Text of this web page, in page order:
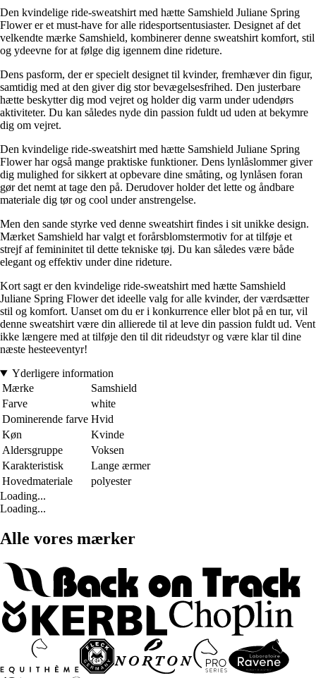
Den kvindelige ride-sweatshirt med hætte Samshield Juliane Spring
Flower er et must-have for alle ridesportsentusiaster. Designet af det
velkendte mærke Samshield, kombinerer denne sweatshirt komfort, stil
og ydeevne for at følge dig igennem dine rideture.
Dens pasform, der er specielt designet til kvinder, fremhæver din figur,
samtidig med at den giver dig stor bevægelsesfrihed. Den justerbare
hætte beskytter dig mod vejret og holder dig varm under udendørs
aktiviteter. Du kan således nyde din passion fuldt ud uden at bekymre
dig om vejret.
Den kvindelige ride-sweatshirt med hætte Samshield Juliane Spring
Flower har også mange praktiske funktioner. Dens lynlåslommer giver
dig mulighed for sikkert at opbevare dine småting, og lynlåsen foran
gør det nemt at tage den på. Derudover holder det lette og åndbare
materiale dig tør og cool under anstrengelse.
Men den sande styrke ved denne sweatshirt findes i sit unikke design.
Mærket Samshield har valgt et forårsblomstermotiv for at tilføje et
strejf af femininitet til dette tekniske tøj. Du kan således være både
elegant og effektiv under dine rideture.
Kort sagt er den kvindelige ride-sweatshirt med hætte Samshield
Juliane Spring Flower det ideelle valg for alle kvinder, der værdsætter
stil og komfort. Uanset om du er i konkurrence eller blot på en tur, vil
denne sweatshirt være din allierede til at leve din passion fuldt ud. Vent
ikke længere med at tilføje den til dit rideudstyr og være klar til dine
næste hesteeventyr!
Yderligere information
Mærke
Samshield
Farve
white
Dominerende farve Hvid
Køn
Kvinde
Aldersgruppe
Voksen
Karakteristisk
Lange ærmer
Hovedmateriale
polyester
Loading...
Loading...
Alle vores mærker